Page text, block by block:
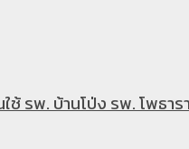
รพ. บ้านโป่ง รพ. โพธารา